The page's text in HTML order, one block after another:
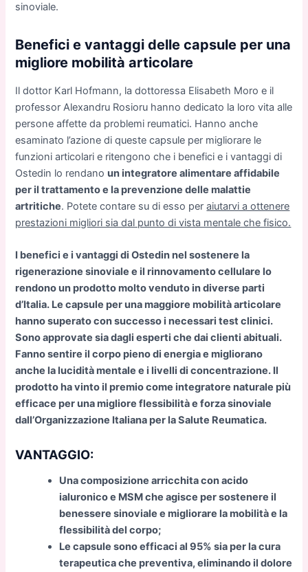
sinoviale.
Benefici e vantaggi delle capsule per una
migliore mobilità articolare
Il dottor Karl Hofmann, la dottoressa Elisabeth Moro e il
professor Alexandru Rosioru hanno dedicato la loro vita alle
persone affette da problemi reumatici. Hanno anche
esaminato l’azione di queste capsule per migliorare le
funzioni articolari e ritengono che i benefici e i vantaggi di
Ostedin lo rendano un integratore alimentare affidabile
per il trattamento e la prevenzione delle malattie
artritiche. Potete contare su di esso peraiutarvi a ottenere
prestazioni migliori sia dal punto di vista mentale che fisico.
I benefici e i vantaggi di Ostedin nel sostenere la
rigenerazione sinoviale e il rinnovamento cellulare lo
rendono un prodotto molto venduto in diverse parti
d’Italia. Le capsule per una maggiore mobilità articolare
hanno superato con successo i necessari test clinici.
Sono approvate sia dagli esperti che dai clienti abituali.
Fanno sentire il corpo pieno di energia e migliorano
anche la lucidità mentale e i livelli di concentrazione. Il
prodotto ha vinto il premio come integratore naturale più
efficace per una migliore flessibilità e forza sinoviale
dall’Organizzazione Italiana per la Salute Reumatica.
VANTAGGIO:
Una composizione arricchita con acido
ialuronico e MSM che agisce per sostenere il
benessere sinoviale e migliorare la mobilità e la
flessibilità del corpo;
Le capsule sono efficaci al 95% sia per la cura
terapeutica che preventiva, eliminando il dolore